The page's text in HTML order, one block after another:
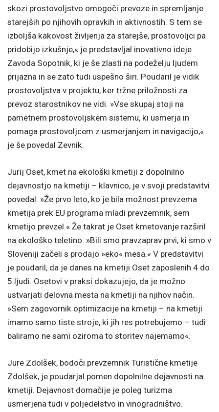
skozi prostovoljstvo omogoči prevoze in spremljanje
starejših po njihovih opravkih in aktivnostih. S tem se
izboljša kakovost življenja za starejše, prostovoljci pa
pridobijo izkušnje,« je predstavljal inovativno ideje
Zavoda Sopotnik, ki je še zlasti na podeželju ljudem
prijazna in se zato tudi uspešno širi. Poudaril je vidik
prostovoljstva v projektu, ker tržne priložnosti za
prevoz starostnikov ne vidi. »Vse skupaj stoji na
pametnem prostovoljskem sistemu, ki usmerja in
pomaga prostovoljcem z usmerjanjem in navigacijo,«
je še povedal Zevnik.
Jurij Oset, kmet na ekološki kmetiji z dopolnilno
dejavnostjo na kmetiji – klavnico, je v svoji predstavitvi
povedal: »Že prvo leto, ko je bila možnost prevzema
kmetija prek EU programa mladi prevzemnik, sem
kmetijo prevzel.« Že takrat je Oset kmetovanje razširil
na ekološko teletino. »Bili smo pravzaprav prvi, ki smo v
Sloveniji začeli s prodajo »eko« mesa.« V predstavitvi
je poudaril, da je danes na kmetiji Oset zaposlenih 4 do
5 ljudi. Osetovi v praksi dokazujejo, da je možno
ustvarjati delovna mesta na kmetiji na njihov način.
»Sem zagovornik optimizacije na kmetiji – na kmetiji
imamo samo tiste stroje, ki jih res potrebujemo – tudi
baliramo ne sami oziroma to storitev najemamo«.
Jure Zdolšek, bodoči prevzemnik Turistične kmetije
Zdolšek, je poudarjal pomen dopolnilne dejavnosti na
kmetiji. Dejavnost domačije je poleg turizma
usmerjena tudi v poljedelstvo in vinogradništvo.